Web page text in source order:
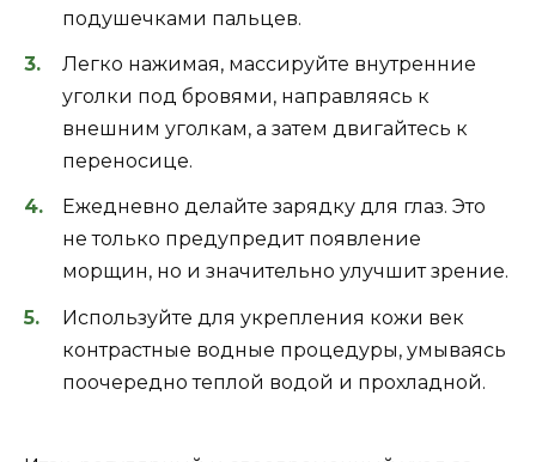
подушечками пальцев.
Легко нажимая, массируйте внутренние
уголки под бровями, направляясь к
внешним уголкам, а затем двигайтесь к
переносице.
Ежедневно делайте зарядку для глаз. Это
не только предупредит появление
морщин, но и значительно улучшит зрение.
Используйте для укрепления кожи век
контрастные водные процедуры, умываясь
поочередно теплой водой и прохладной.